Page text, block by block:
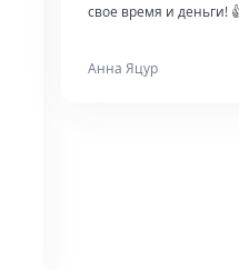
свое время и деньги!
Анна Яцур